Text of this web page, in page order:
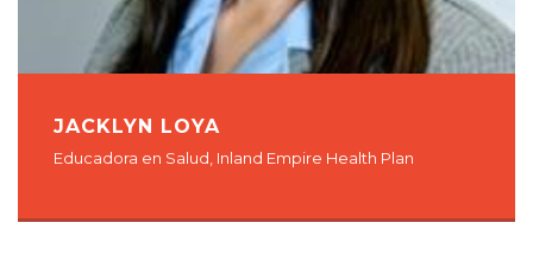
JACKLYN LOYA
Educadora en Salud, Inland Empire Health Plan